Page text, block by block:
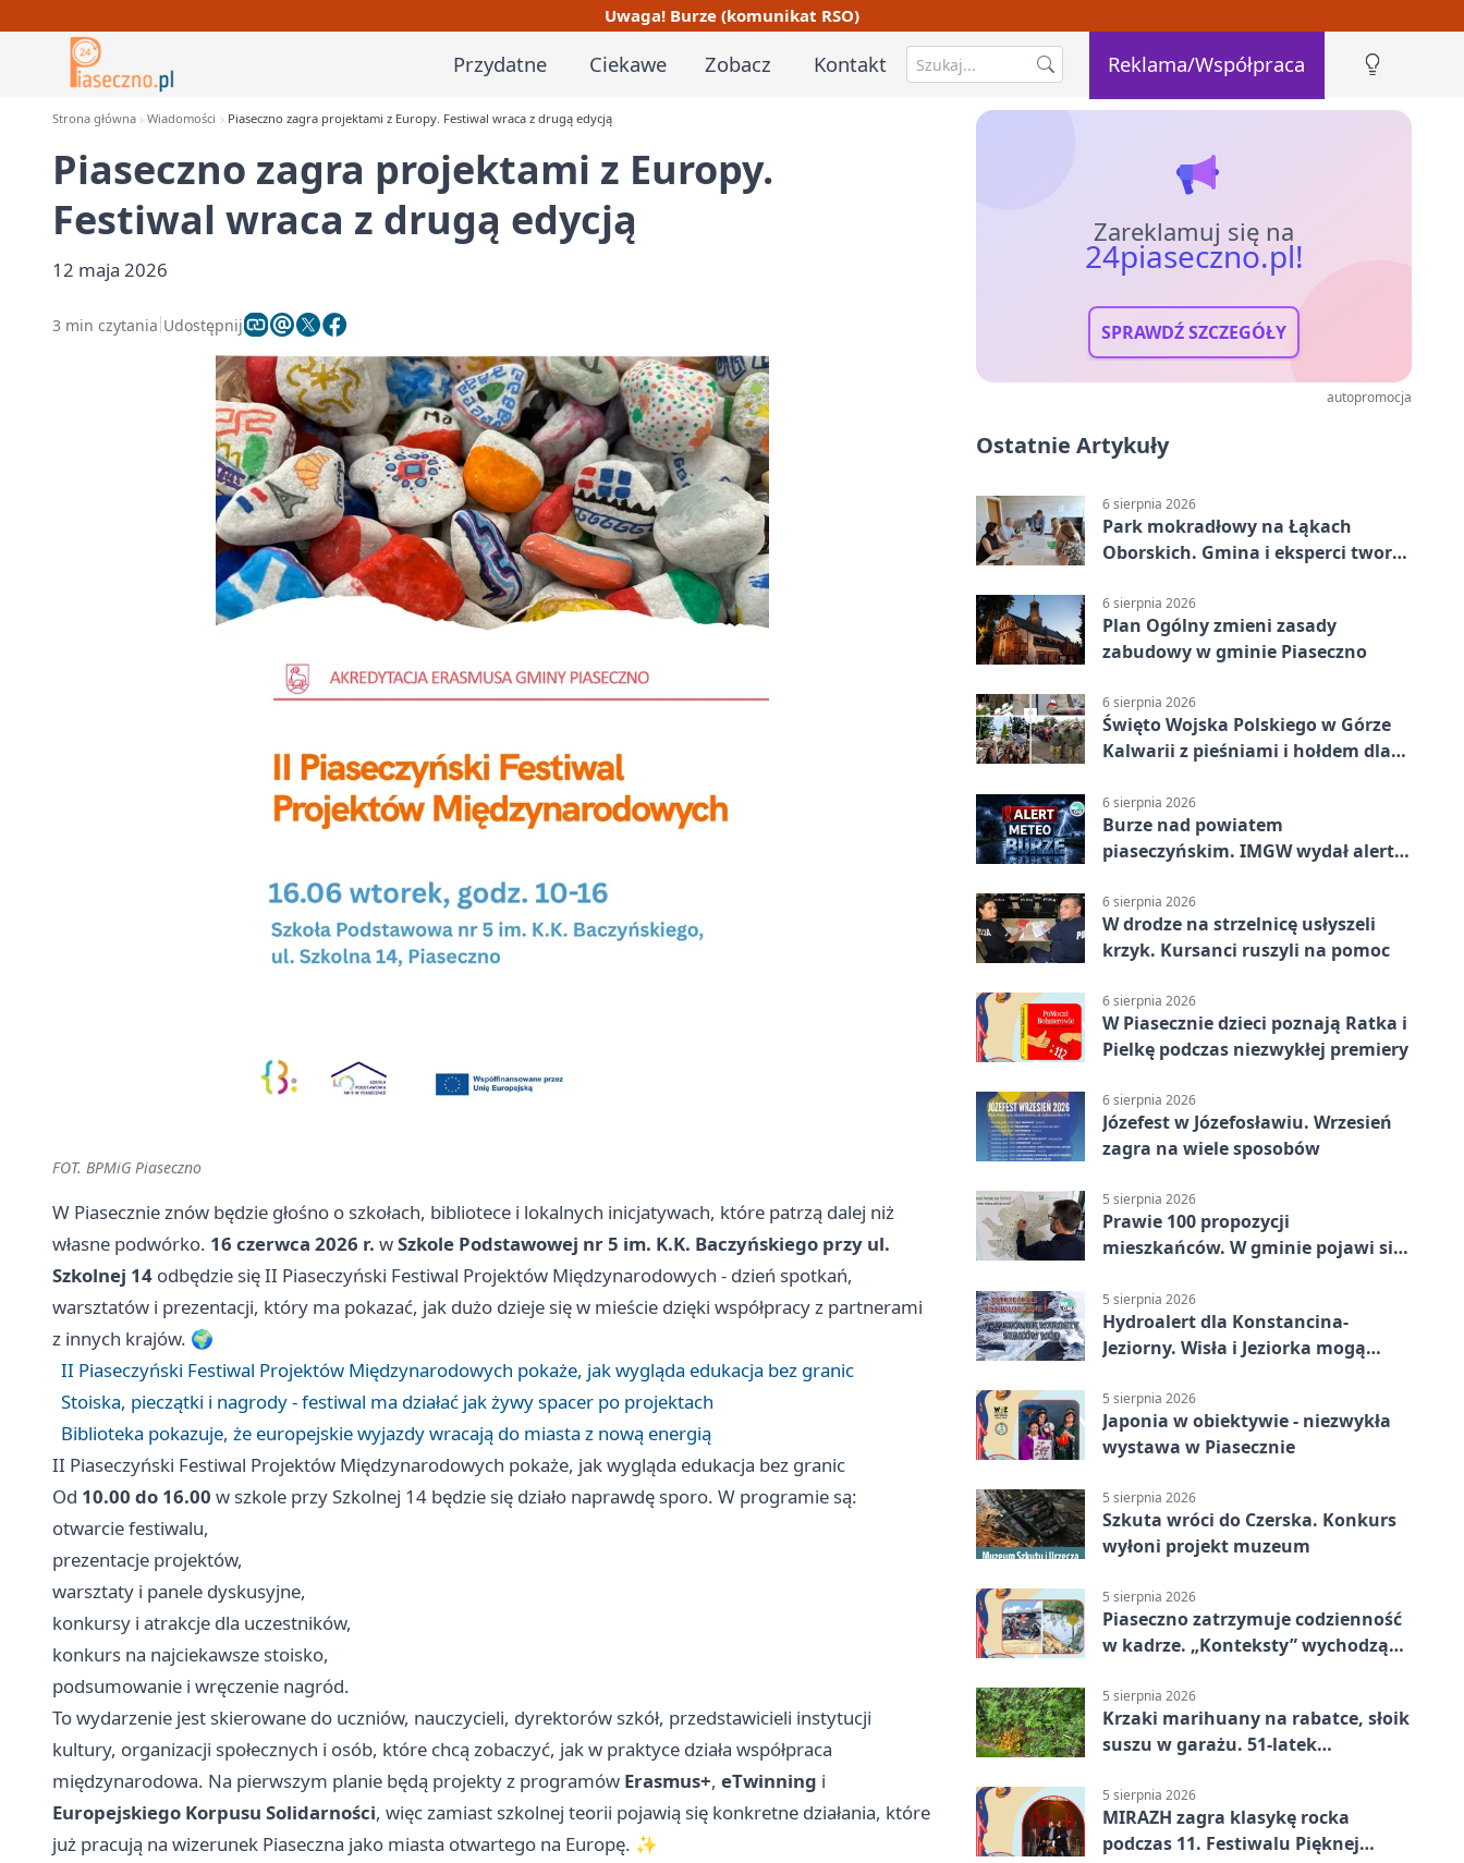
Uwaga! Burze (komunikat RSO)
Przydatne Ciekawe Zobacz Kontakt Reklama/Współpraca
Strona główna Wiadomości Piaseczno zagra projektami z Europy. Festiwal wraca z drugą edycją
Piaseczno zagra projektami z Europy.
Festiwal wraca z drugą edycją
12 maja 2026
3 min czytania Udostępnij
FOT. BPMiG Piaseczno
W Piasecznie znów będzie głośno o szkołach, bibliotece i lokalnych inicjatywach, które patrzą dalej niż
własne podwórko. 16 czerwca 2026 r. wSzkole Podstawowej nr 5 im. K.K. Baczyńskiego przy ul.
Szkolnej 14 odbędzie się II Piaseczyński Festiwal Projektów Międzynarodowych - dzień spotkań,
warsztatów i prezentacji, który ma pokazać, jak dużo dzieje się w mieście dzięki współpracy z partnerami
z innych krajów. 🌍
II Piaseczyński Festiwal Projektów Międzynarodowych pokaże, jak wygląda edukacja bez granic
Stoiska, pieczątki i nagrody - festiwal ma działać jak żywy spacer po projektach
Biblioteka pokazuje, że europejskie wyjazdy wracają do miasta z nową energią
II Piaseczyński Festiwal Projektów Międzynarodowych pokaże, jak wygląda edukacja bez granic
Od 10.00 do 16.00 w szkole przy Szkolnej 14 będzie się działo naprawdę sporo. W programie są:
otwarcie festiwalu,
prezentacje projektów,
warsztaty i panele dyskusyjne,
konkursy i atrakcje dla uczestników,
konkurs na najciekawsze stoisko,
podsumowanie i wręczenie nagród.
To wydarzenie jest skierowane do uczniów, nauczycieli, dyrektorów szkół, przedstawicieli instytucji
kultury, organizacji społecznych i osób, które chcą zobaczyć, jak w praktyce działa współpraca
międzynarodowa. Na pierwszym planie będą projekty z programów Erasmus+, eTwinning i
Europejskiego Korpusu Solidarności, więc zamiast szkolnej teorii pojawią się konkretne działania, które
już pracują na wizerunek Piaseczna jako miasta otwartego na Europę. ✨
Zareklamuj się na
24piaseczno.pl!
SPRAWDŹ SZCZEGÓŁY
autopromocja
Ostatnie Artykuły
6 sierpnia 2026
Park mokradłowy na Łąkach
Oborskich. Gmina i eksperci tworzą
6 sierpnia 2026
Plan Ogólny zmieni zasady
zabudowy w gminie Piaseczno
6 sierpnia 2026
Święto Wojska Polskiego w Górze
Kalwarii z pieśniami i hołdem dla
6 sierpnia 2026
Burze nad powiatem
piaseczyńskim. IMGW wydał alert
6 sierpnia 2026
W drodze na strzelnicę usłyszeli
krzyk. Kursanci ruszyli na pomoc
6 sierpnia 2026
W Piasecznie dzieci poznają Ratka i
Pielkę podczas niezwykłej premiery
6 sierpnia 2026
Józefest w Józefosławiu. Wrzesień
zagra na wiele sposobów
5 sierpnia 2026
Prawie 100 propozycji
mieszkańców. W gminie pojawi się
5 sierpnia 2026
Hydroalert dla Konstancina-
Jeziorny. Wisła i Jeziorka mogą
5 sierpnia 2026
Japonia w obiektywie - niezwykła
wystawa w Piasecznie
5 sierpnia 2026
Szkuta wróci do Czerska. Konkurs
wyłoni projekt muzeum
5 sierpnia 2026
Piaseczno zatrzymuje codzienność
w kadrze. „Konteksty” wychodzą
5 sierpnia 2026
Krzaki marihuany na rabatce, słoik
suszu w garażu. 51-latek
5 sierpnia 2026
MIRAZH zagra klasykę rocka
podczas 11. Festiwalu Pięknej